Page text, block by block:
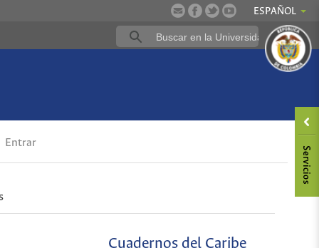
ESPAÑOL
Entrar
Cuadernos del Caribe